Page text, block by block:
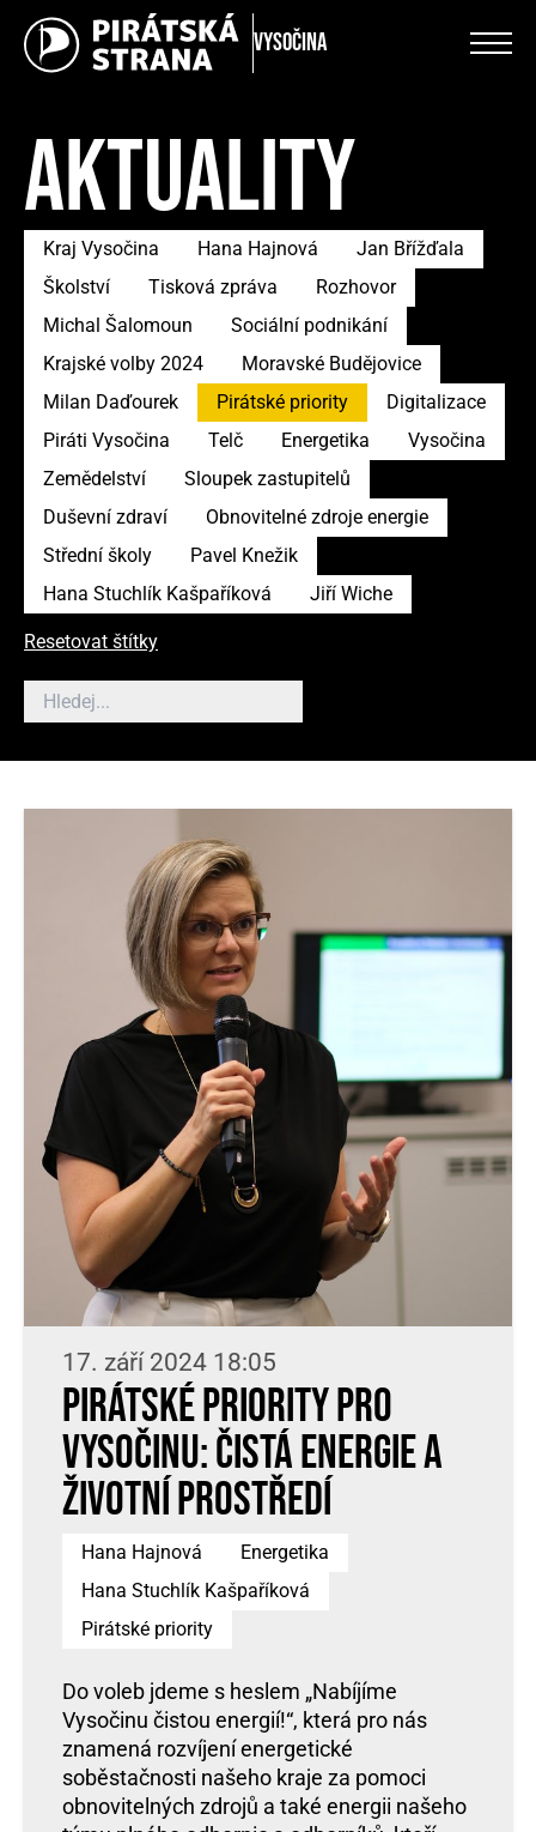
Vysočina
AKTUALITY
Kraj Vysočina Hana Hajnová
Jan Břížďala
Školství
Tisková zpráva
Rozhovor
Michal Šalomoun
Sociální podnikání
Krajské volby 2024
Moravské Budějovice
Milan Daďourek
Pirátské priority
Digitalizace
Piráti Vysočina
Telč Energetika
Vysočina
Zemědelství
Sloupek zastupitelů
Duševní zdraví
Obnovitelné zdroje energie
Střední školy
Pavel Knežik
Hana Stuchlík Kašpaříková
Jiří Wiche
Resetovat štítky
17. září 2024 18:05
Pirátské priority pro
Vysočinu: Čistá energie a
životní prostředí
Hana Hajnová
Energetika
Hana Stuchlík Kašpaříková
Pirátské priority
Do voleb jdeme s heslem „Nabíjíme
Vysočinu čistou energií!“, která pro nás
znamená rozvíjení energetické
soběstačnosti našeho kraje za pomoci
obnovitelných zdrojů a také energii našeho